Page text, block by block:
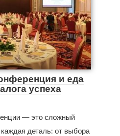
и еда
успеха
— это сложный
деталь: от выбора